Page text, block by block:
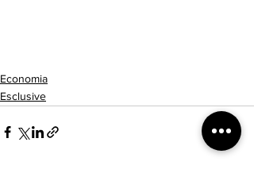
Economia
Esclusive